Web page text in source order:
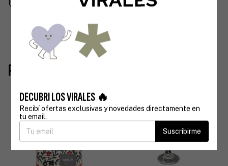
Tus datos protegidos
Productos similares
DECUBRI LOS VIRALES 🔥
Recibí ofertas exclusivas y novedades directamente en
tu email.
Suscribirme